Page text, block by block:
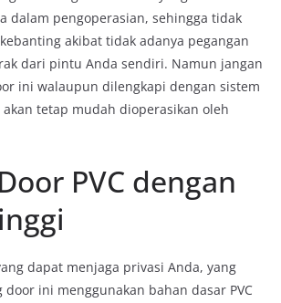
dalam pengoperasian, sehingga tidak
akibat tidak adanya pegangan
dari pintu Anda sendiri. Namun jangan
ini walaupun dilengkapi dengan sistem
tetap mudah dioperasikan oleh
PVC dengan
dapat menjaga privasi Anda, yang
ini menggunakan bahan dasar PVC